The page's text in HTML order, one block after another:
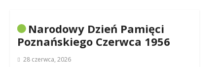
Narodowy Dzień Pamięci
Poznańskiego Czerwca 1956
28 czerwca, 2026